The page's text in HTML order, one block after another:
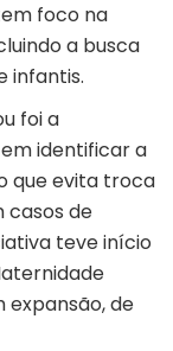
foco na
a busca
infantis.
foi a
identificar a
que evita troca
casos de
teve início
expansão, de